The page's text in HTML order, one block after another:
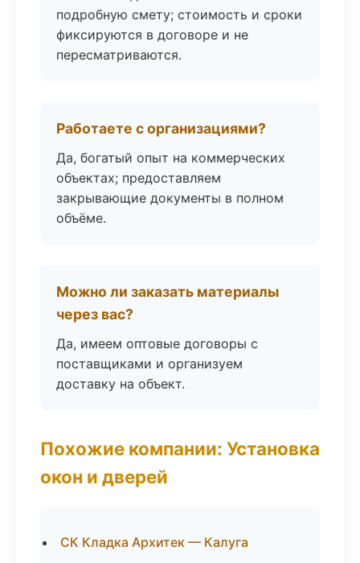
подробную смету; стоимость и сроки
фиксируются в договоре и не
пересматриваются.
Работаете с организациями?
Да, богатый опыт на коммерческих
объектах; предоставляем
закрывающие документы в полном
объёме.
Можно ли заказать материалы
через вас?
Да, имеем оптовые договоры с
поставщиками и организуем
доставку на объект.
Похожие компании: Установка
окон и дверей
СК Кладка Архитек — Калуга